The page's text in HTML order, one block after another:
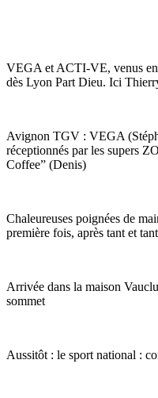
VEGA et ACTI-VE, venus
dès Lyon Part Dieu. Ici
Avignon TGV : VEGA
réceptionnés par les supers
Coffee” (Denis)
Chaleureuses poignées de
première fois, après tant et
Arrivée dans la maison
sommet
Aussitôt : le sport national :